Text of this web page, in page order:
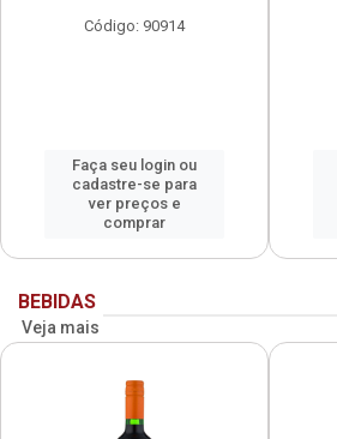
Código: 90914
Faça seu login ou
cadastre-se para
ver preços e
comprar
BEBIDAS
Veja mais